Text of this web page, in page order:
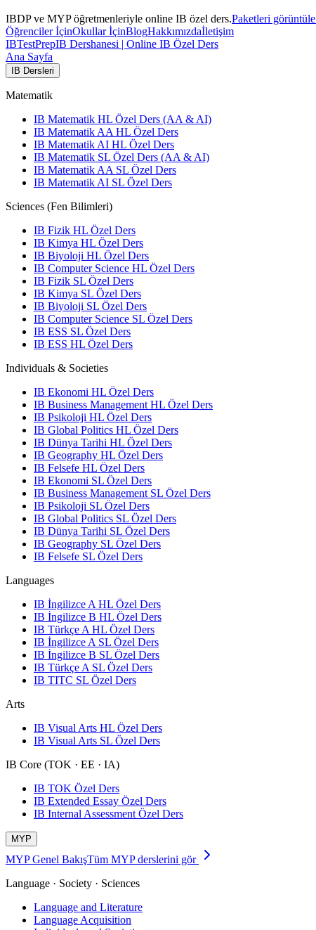
IBDP ve MYP öğretmenleriyle online IB özel ders.Paketleri görüntüle
Öğrenciler İçinOkullar İçinBlogHakkımızdaİletişim
IBTestPrepIB Dershanesi | Online IB Özel Ders
Ana Sayfa
IB Dersleri
Matematik
IB Matematik HL Özel Ders (AA & AI)
IB Matematik AA HL Özel Ders
IB Matematik AI HL Özel Ders
IB Matematik SL Özel Ders (AA & AI)
IB Matematik AA SL Özel Ders
IB Matematik AI SL Özel Ders
Sciences (Fen Bilimleri)
IB Fizik HL Özel Ders
IB Kimya HL Özel Ders
IB Biyoloji HL Özel Ders
IB Computer Science HL Özel Ders
IB Fizik SL Özel Ders
IB Kimya SL Özel Ders
IB Biyoloji SL Özel Ders
IB Computer Science SL Özel Ders
IB ESS SL Özel Ders
IB ESS HL Özel Ders
Individuals & Societies
IB Ekonomi HL Özel Ders
IB Business Management HL Özel Ders
IB Psikoloji HL Özel Ders
IB Global Politics HL Özel Ders
IB Dünya Tarihi HL Özel Ders
IB Geography HL Özel Ders
IB Felsefe HL Özel Ders
IB Ekonomi SL Özel Ders
IB Business Management SL Özel Ders
IB Psikoloji SL Özel Ders
IB Global Politics SL Özel Ders
IB Dünya Tarihi SL Özel Ders
IB Geography SL Özel Ders
IB Felsefe SL Özel Ders
Languages
IB İngilizce A HL Özel Ders
IB İngilizce B HL Özel Ders
IB Türkçe A HL Özel Ders
IB İngilizce A SL Özel Ders
IB İngilizce B SL Özel Ders
IB Türkçe A SL Özel Ders
IB TITC SL Özel Ders
Arts
IB Visual Arts HL Özel Ders
IB Visual Arts SL Özel Ders
IB Core (TOK · EE · IA)
IB TOK Özel Ders
IB Extended Essay Özel Ders
IB Internal Assessment Özel Ders
MYP
MYP Genel BakışTüm MYP derslerini gör
Language · Society · Sciences
Language and Literature
Language Acquisition